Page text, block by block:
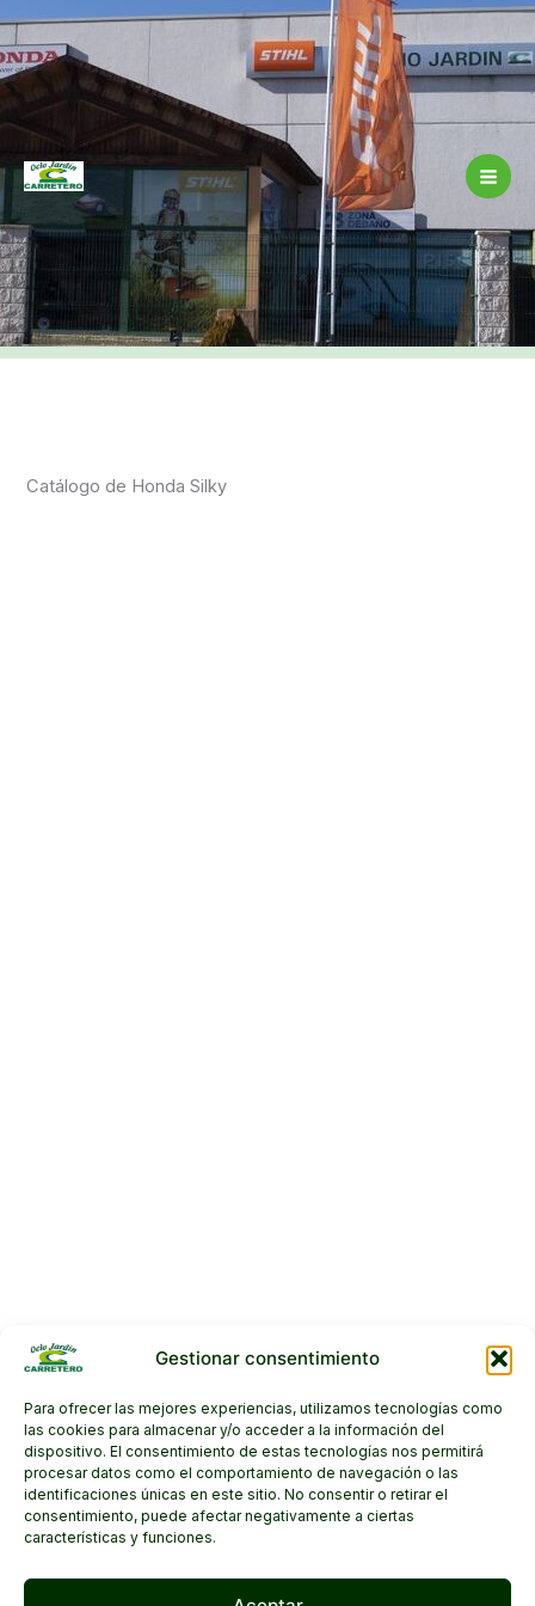
Gestionar consentimiento
Para ofrecer las mejores experiencias, utilizamos tecnologías como
las cookies para almacenar y/o acceder a la información del
dispositivo. El consentimiento de estas tecnologías nos permitirá
procesar datos como el comportamiento de navegación o las
identificaciones únicas en este sitio. No consentir o retirar el
consentimiento, puede afectar negativamente a ciertas
características y funciones.
al
contenido
Catálogo de Honda Silky